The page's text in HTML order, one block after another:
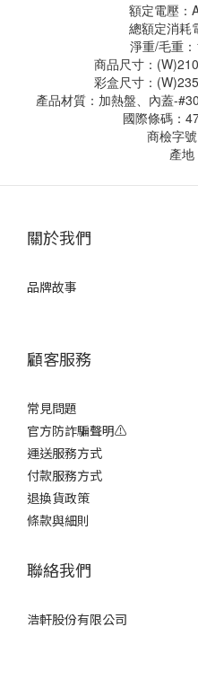
額定電壓：
總額定消耗
淨重/毛重
商品尺寸：
彩盒尺寸：
產品材質：加熱盤、內蓋-
國際條碼：
商檢字
產地
關於我們
品牌故事
顧客服務
常見問題
官方防詐騙聲明⚠️
運送服務方式
付款服務方式
退換貨政策
條款與細則
聯絡我們
浩軒股份有限公司